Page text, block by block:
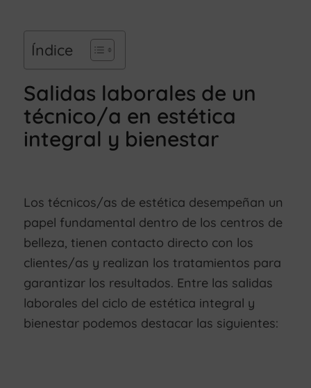
Índice
Salidas laborales de un
técnico/a en estética
integral y bienestar
Los técnicos/as de estética desempeñan un
papel fundamental dentro de los centros de
belleza, tienen contacto directo con los
clientes/as y realizan los tratamientos para
garantizar los resultados. Entre las salidas
laborales del ciclo de estética integral y
bienestar podemos destacar las siguientes: